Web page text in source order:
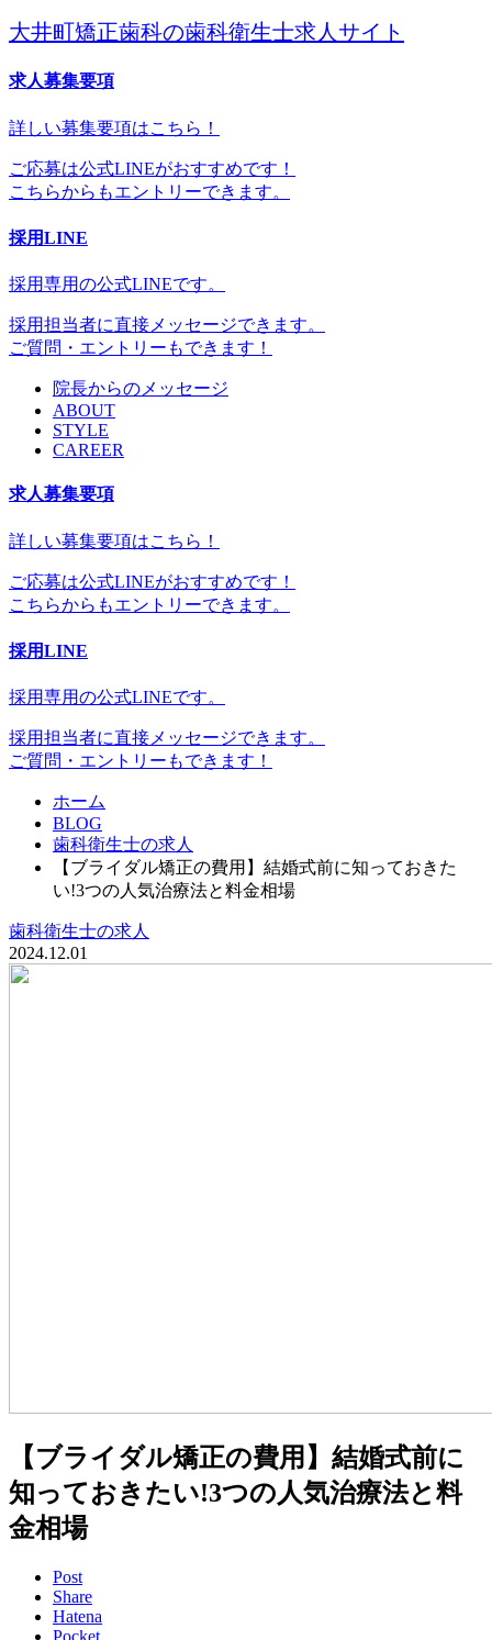
大井町矯正歯科の歯科衛生士求人サイト
求人募集要項
詳しい募集要項はこちら！
ご応募は公式LINEがおすすめです！
こちらからもエントリーできます。
採用LINE
採用専用の公式LINEです。
採用担当者に直接メッセージできます。
ご質問・エントリーもできます！
院長からのメッセージ
ABOUT
STYLE
CAREER
求人募集要項
詳しい募集要項はこちら！
ご応募は公式LINEがおすすめです！
こちらからもエントリーできます。
採用LINE
採用専用の公式LINEです。
採用担当者に直接メッセージできます。
ご質問・エントリーもできます！
ホーム
BLOG
歯科衛生士の求人
【ブライダル矯正の費用】結婚式前に知っておきた
い!3つの人気治療法と料金相場
歯科衛生士の求人
2024.12.01
【ブライダル矯正の費用】結婚式前に
知っておきたい!3つの人気治療法と料
金相場
Post
Share
Hatena
Pocket